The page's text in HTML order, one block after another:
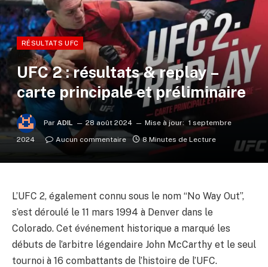
RÉSULTATS UFC
UFC 2 : résultats & replay –
carte principale et préliminaire
Par ADIL 28 août 2024 Mise à jour: 1 septembre
2024
Aucun commentaire 8 Minutes de Lecture
L’UFC 2, également connu sous le nom “No Way Out”,
s’est déroulé le 11 mars 1994 à Denver dans le
Colorado. Cet événement historique a marqué les
débuts de l’arbitre légendaire John McCarthy et le seul
tournoi à 16 combattants de l’histoire de l’UFC.